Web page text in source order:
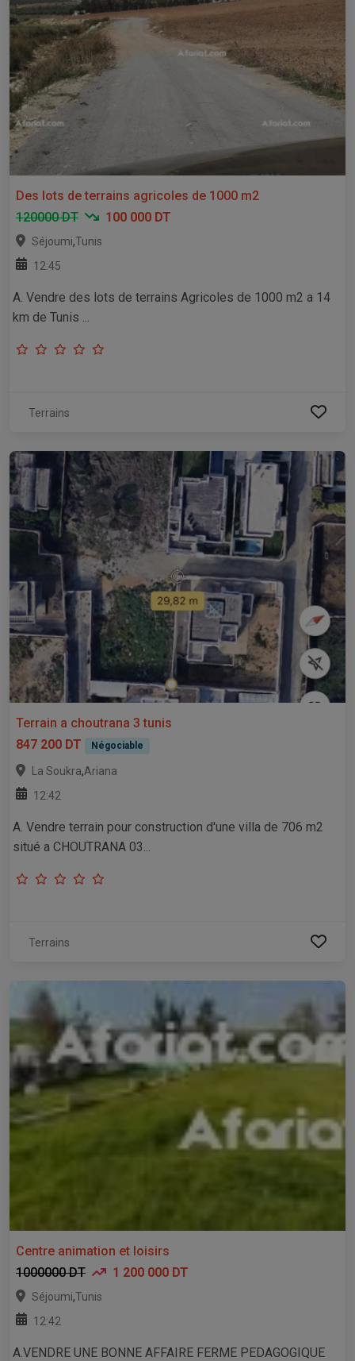
Des lots de terrains agricoles de 1000 m2
120000 DT
100 000 DT
Séjoumi,Tunis
12:45
A. Vendre des lots de terrains Agricoles de 1000 m2 a 14
km de Tunis ...
Terrains
Terrain a choutrana 3 tunis
847 200 DT
Négociable
La Soukra,Ariana
12:42
A. Vendre terrain pour construction d'une villa de 706 m2
situé a CHOUTRANA 03...
Terrains
Centre animation et loisirs
1000000 DT
1 200 000 DT
Séjoumi,Tunis
12:42
A.VENDRE UNE BONNE AFFAIRE FERME PEDAGOGIQUE